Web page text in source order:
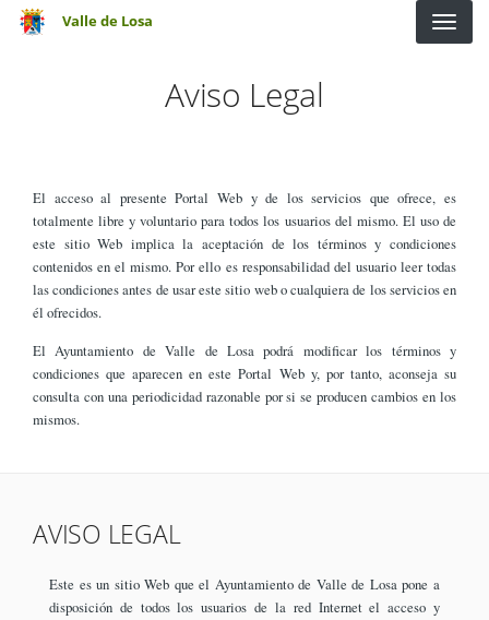
Pasar al contenido principal
Valle de Losa
Aviso Legal
El acceso al presente Portal Web y de los servicios que ofrece, es
totalmente libre y voluntario para todos los usuarios del mismo. El uso de
este sitio Web implica la aceptación de los términos y condiciones
contenidos en el mismo. Por ello es responsabilidad del usuario leer todas
las condiciones antes de usar este sitio web o cualquiera de los servicios en
él ofrecidos.
El Ayuntamiento de Valle de Losa podrá modificar los términos y
condiciones que aparecen en este Portal Web y, por tanto, aconseja su
consulta con una periodicidad razonable por si se producen cambios en los
mismos.
AVISO LEGAL
Este es un sitio Web que el Ayuntamiento de Valle de Losa pone a
disposición de todos los usuarios de la red Internet el acceso y